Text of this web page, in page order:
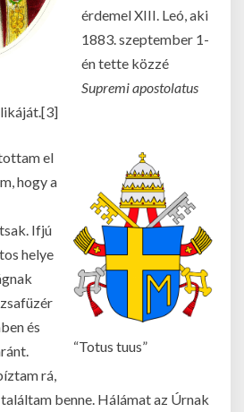
érdemel XIII. Leó, aki
1883. szeptember 1-
én tette közzé
Supremi apostolatus
“Totus tuus”
el
hogy a
Ifjú
helye
és
rá,
benne. Hálámat az Úrnak